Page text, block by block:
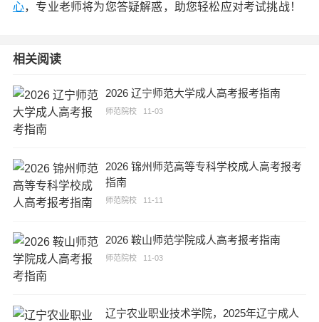
心，专业老师将为您答疑解惑，助您轻松应对考试挑战！
相关阅读
2026 辽宁师范大学成人高考报考指南
师范院校11-03
2026 锦州师范高等专科学校成人高考报考
指南
师范院校11-11
2026 鞍山师范学院成人高考报考指南
师范院校11-03
辽宁农业职业技术学院，2025年辽宁成人